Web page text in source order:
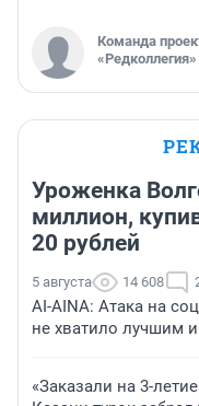
Команда
«Редколлегия»
Уроженка
миллион,
20 рублей
5 августа 14 608
AI-AINA: Атака на
не хватило лучшим
«Заказали на 3-